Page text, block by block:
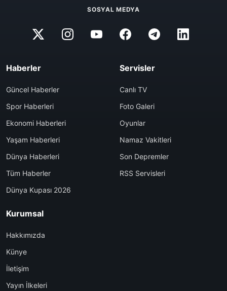
SOSYAL MEDYA
Haberler
Güncel Haberler
Spor Haberleri
Ekonomi Haberleri
Yaşam Haberleri
Dünya Haberleri
Tüm Haberler
Dünya Kupası 2026
Servisler
Canlı TV
Foto Galeri
Oyunlar
Namaz Vakitleri
Son Depremler
RSS Servisleri
Kurumsal
Hakkımızda
Künye
İletişim
Yayın İlkeleri